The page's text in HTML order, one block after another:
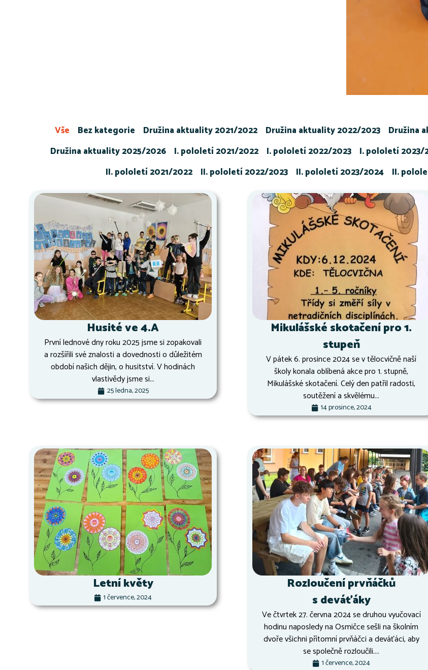
Bez kategorie Družina aktuality 2021/2022 Družina aktuality 2022/2023 Družina
Družina aktuality 2025/2026
I. pololetí 2021/2022 I. pololetí 2022/2023 I. pololetí 2023/
II. pololetí 2021/2022
II. pololetí 2022/2023 II. pololetí 2023/2024 II.
Vše
Husité ve 4.A
První lednové dny roku 2025 jsme si zopakovali
a rozšířili své znalosti a dovednosti o důležitém
období našich dějin, o husitství. V hodinách
vlastivědy jsme si...
25 ledna, 2025
Mikulášské skotačení pro 1.
stupeň
V pátek 6. prosince 2024 se v tělocvičně naší
školy konala oblíbená akce pro 1. stupně,
Mikulášské skotačení. Celý den patřil radosti,
soutěžení a skvělému...
14 prosince, 2024
Letní květy
1 července, 2024
Rozloučení prvňáčků
s deváťáky
Ve čtvrtek 27. června 2024 se druhou vyučovací
hodinu naposledy na Osmičce sešli na školním
dvoře všichni přítomní prvňáčci a deváťáci, aby
se společně rozloučili....
1 července, 2024